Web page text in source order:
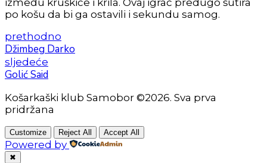
između kruškice i krila. Ovaj igrač predugo šutira
po košu da bi ga ostavili i sekundu samog.
prethodno
Džimbeg Darko
sljedeće
Golić Said
Košarkaški klub Samobor ©2026. Sva prva
pridržana
Customize Reject All Accept All
Powered by
✖